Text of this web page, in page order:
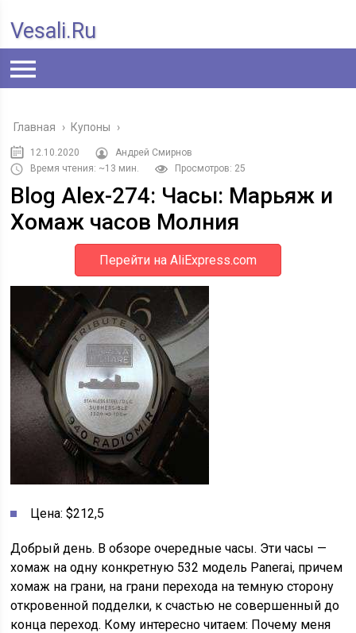
Vesali.ru
Главная › Купоны ›
12.10.2020
Андрей Смирнов
Время чтения: ~13 мин.
Просмотров: 25
Blog Alex-274: Часы: Марьяж и
Хомаж часов Молния
Перейти на AliExpress.com
Цена: $212,5
Добрый день. В обзоре очередные часы. Эти часы —
хомаж на одну конкретную 532 модель Panerai, причем
хомаж на грани, на грани перехода на темную сторону
откровенной подделки, к счастью не совершенный до
конца переход. Кому интересно читаем: Почему меня